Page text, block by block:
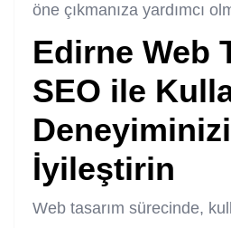
öne çıkmanıza yardımcı
Edirne Web
SEO ile
Deneyiminizi
İyileştirin
Web tasarım sürecinde,